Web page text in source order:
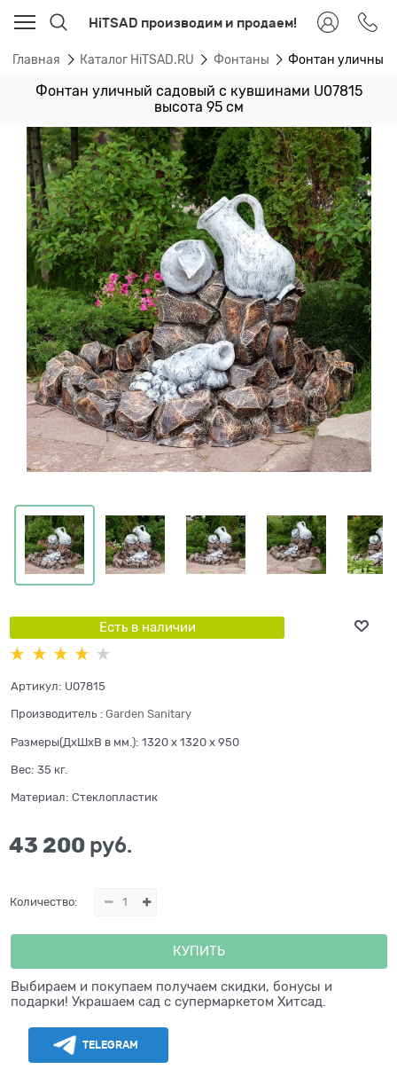
HiTSAD производим и продаем!
Главная Каталог HiTSAD.RU Фонтаны Фонтан уличный
Фонтан уличный садовый с кувшинами U07815
высота 95 см
Есть в наличии
Артикул: U07815
Производитель : Garden Sanitary
Размеры(ДхШхВ в мм.): 1320 x 1320 x 950
Вес: 35 кг.
Материал: Стеклопластик
43 200 руб.
Количество:
КУПИТЬ
Выбираем и покупаем получаем скидки, бонусы и
подарки! Украшаем сад с супермаркетом Хитсад.
TELEGRAM